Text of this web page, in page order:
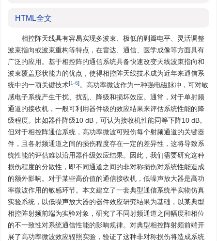
HTML全文
相控阵天线具有容易实现多波束、极低的副瓣电平、灵活调整
波束指向或波束重构等特点，在雷达、通信、医学成像等方面具有
广泛的应用。基于相控阵的通信系统具备快速改变天线波束指向和
波束覆盖形状能力的优点，使得相控阵天线技术成为近年来通信系
统中的一项关键技术[1-6]。高功率微波作为一种强电磁脉冲，可对敏
感电子系统产生干扰、扰乱、降级和损坏效应。通常，对于单射频
通道的接收机，一般可利用器件级的效应结果来评估系统性能的降
级程度。比如器件降级10 dB，可认为接收机性能同等下降10 dB。
但对于相控阵通信系统，高功率微波可毁伤每个射频通道的关键器
件，且各射频通道之间的损伤程度存在一定的差异性，这将导致系
统性能的评估难以沿用器件级效应结果。因此，我们需要研究这种
损伤程度的分散性，即不同通道之间的非对称损伤对系统性能造成
的额外影响。对于某些高价值的通信接收机，低噪声放大器是高功
率微波作用的敏感环节。本文建立了一套典型通信系统半实物仿真
实验系统，以低噪声放大器的器件效应研究结果为基础，以某典型
相控阵射频前端为实验对象，研究了不同射频通道之间幅度和相位
的不一致性对系统通信性能的影响规律。对典型相控阵射频前端开
展了高功率微波效应辐照实验，验证了这种非对称损伤将造成系统